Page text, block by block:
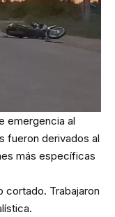
emergencia al
fueron derivados al
más específicas
cortado. Trabajaron